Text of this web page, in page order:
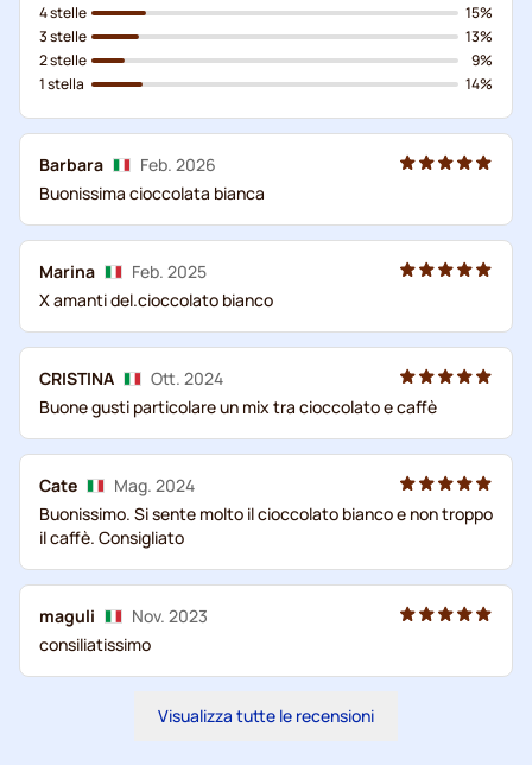
4 stelle
3 stelle
2 stelle
1 stella
15%
13%
9%
14%
Barbara
Feb. 2026
Buonissima cioccolata bianca
Marina
Feb. 2025
X amanti del.cioccolato bianco
CRISTINA
Ott. 2024
Buone gusti particolare un mix tra cioccolato e caffè
Cate
Mag. 2024
Buonissimo. Si sente molto il cioccolato bianco e non troppo
il caffè. Consigliato
maguli
Nov. 2023
consiliatissimo
Visualizza tutte le recensioni